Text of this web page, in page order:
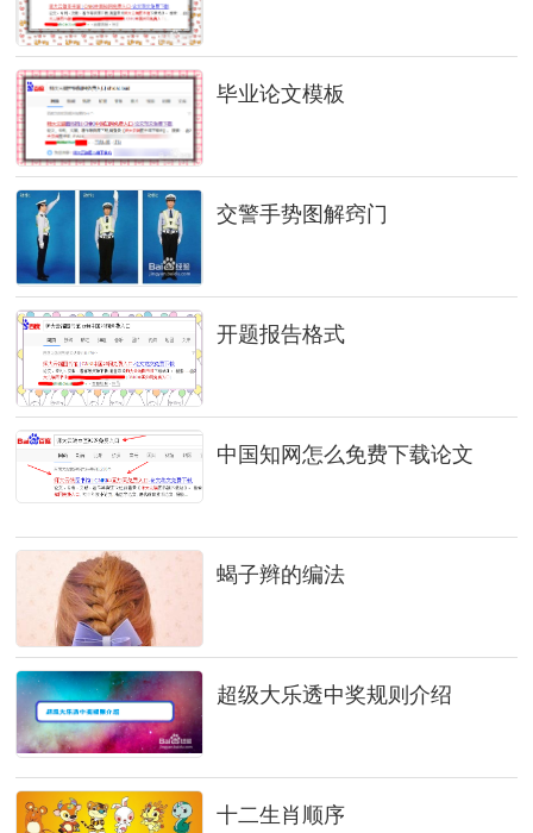
毕业论文模板
交警手势图解窍门
开题报告格式
中国知网怎么免费下载论文
蝎子辫的编法
超级大乐透中奖规则介绍
十二生肖顺序